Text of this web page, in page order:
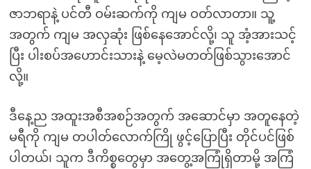
ဇာဘရာနဲ့ ပင်တီ ဝမ်းဆက်ကို ကျမ ဝတ်လာတာ။ သူ့
အတွက် ကျမ အလှဆုံး ဖြစ်နေအောင်လို့၊ သူ အံ့အားသင့်
ပြီး ပါးစပ်အဟောင်းသားနဲ့ မေ့လဲမတတ်ဖြစ်သွားအောင်
လို့။
ဒီနေ့ည အထူးအစီအစဉ်အတွက် အဆောင်မှာ အတူနေတဲ့
မရီကို ကျမ တပါတ်လောက်ကြို ဖွင့်ပြောပြီး တိုင်ပင်ဖြစ်
ပါတယ်၊ သူက ဒီကိစ္စတွေမှာ အတွေ့အကြုံရှိတာမို့ အကြံ